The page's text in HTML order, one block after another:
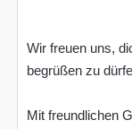
Wir freuen uns,
begrüßen zu
Mit freundlichen